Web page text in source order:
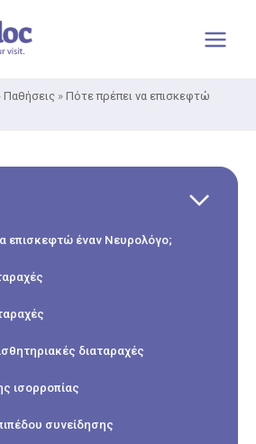
Παθήσεις » Πότε πρέπει να επισκεφτώ
επισκεφτώ έναν Νευρολόγο;
διαταραχές
ισορροπίας
συνείδησης